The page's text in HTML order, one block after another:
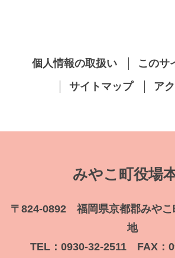
個人情報の取扱い
このサ
サイトマップ
ア
みやこ町役場
〒824-0892 福岡県京都郡みやこ
地
TEL：0930-32-2511 FAX：